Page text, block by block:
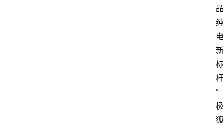
品
纯
电
新
标
杆
”
极
狐